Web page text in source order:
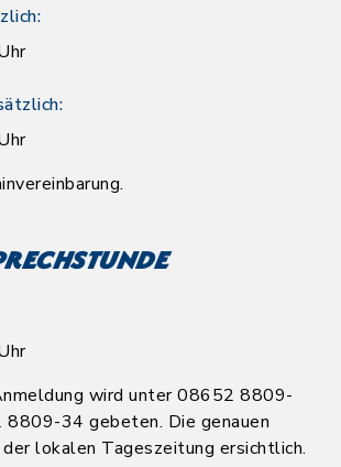
wird unter 08652 8809-
34 gebeten. Die genauen
lokalen Tageszeitung ersichtlich.